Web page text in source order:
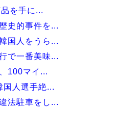
を手に...
史的事件を...
国人をうら...
で一番美味...
100マイ...
国人選手絶...
法駐車をし...